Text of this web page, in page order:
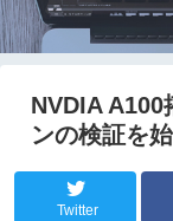
NVDIA A100
ンの検証を
Twitter